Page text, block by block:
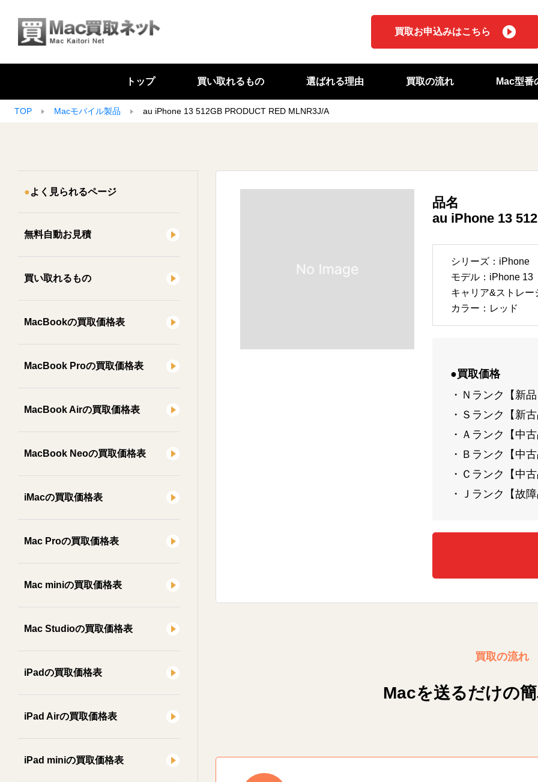
買取お申込みはこちら
トップ 買い取れるもの 選ばれる理由 買取の流れ Mac型番
TOP Macモバイル製品 au iPhone 13 512GB PRODUCT RED MLNR3J/A
よく見られるページ
無料自動お見積
買い取れるもの
MacBookの買取価格表
MacBook Proの買取価格表
MacBook Airの買取価格表
MacBook Neoの買取価格表
iMacの買取価格表
Mac Proの買取価格表
Mac miniの買取価格表
Mac Studioの買取価格表
iPadの買取価格表
iPad Airの買取価格表
iPad miniの買取価格表
品名
au iPhone 13
シリーズ：iPhone
モデル：iPhone 13
キャリア&ストレー
カラー：レッド
●買取価格
・Ｎランク【新
・Ｓランク【新
・Ａランク【中
・Ｂランク【中
・Ｃランク【中
・Ｊランク【故
買取の流れ
Macを送るだけの